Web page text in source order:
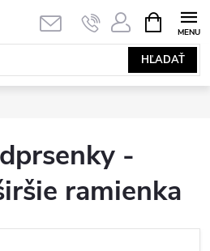
HĽADAŤ
KOŠÍK
-
ramienka